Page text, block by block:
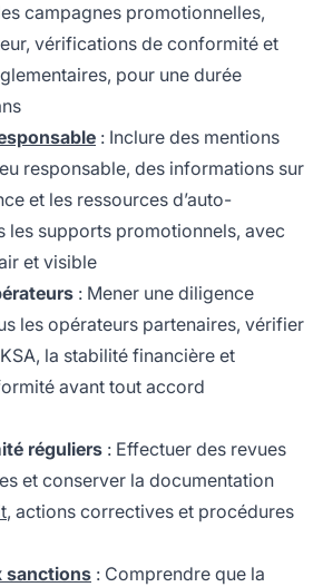
campagnes promotionnelles,
vérifications de conformité et
pour une durée
: Inclure des mentions
responsable, des informations sur
et les ressources d’auto-
les supports promotionnels, avec
et visible
: Mener une diligence
les opérateurs partenaires, vérifier
la stabilité financière et
avant tout accord
réguliers : Effectuer des revues
et conserver la documentation
, actions correctives et procédures
sanctions : Comprendre que la